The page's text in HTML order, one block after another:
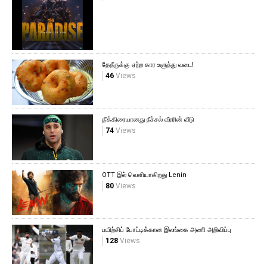
தேநீருக்கு ஏற்ற கார உளுந்து வடை!
46Views
தீக்கிரையானது நீச்சல் வீரரின் வீடு
74Views
OTT இல் வெளியாகிறது Lenin
80Views
பயிற்சிப் போட்டிக்கான இலங்கை அணி அறிவிப்பு
128Views